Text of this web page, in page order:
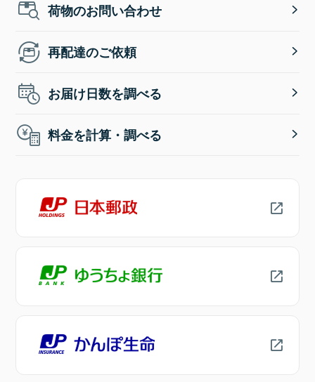
荷物のお問い合わせ
再配達のご依頼
お届け日数を調べる
料金を計算・調べる